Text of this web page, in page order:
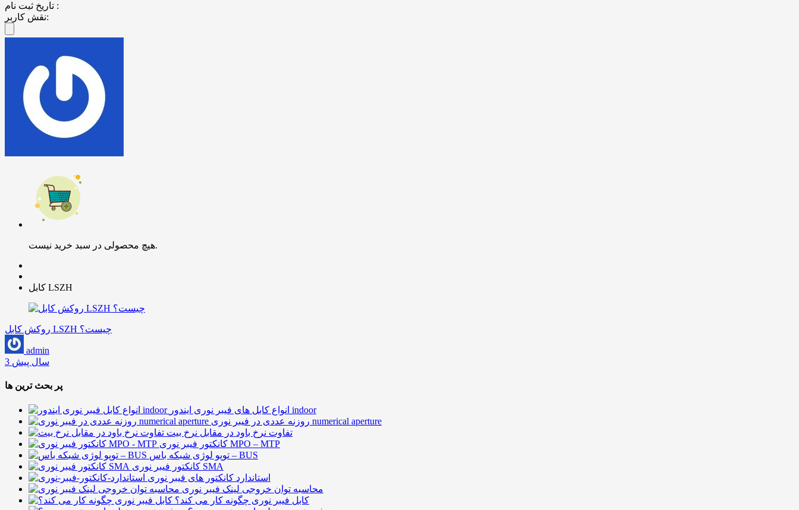
تاریخ ثبت نام :
نقش کاربر:
هیچ محصولی در سبد خرید نیست.
کابل LSZH
روکش کابل LSZH چیست؟
admin
3 سال پیش
پر بحث ترین ها
انواع کابل های فیبر نوری ایندور indoor
روزنه عددی در فیبر نوری numerical aperture
تفاوت نرخ باود در مقابل نرخ بیت
کانکتور فیبر نوری MPO – MTP
توپو لوژی شبکه باس – BUS
کانکتور فیبر نوری SMA
استاندارد کانکتور های فیبر نوری
محاسبه توان خروجی لینک فیبر نوری
کابل فیبر نوری چگونه کار می کند؟